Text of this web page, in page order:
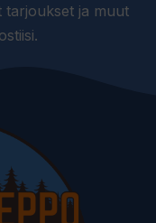
tarjoukset ja muut